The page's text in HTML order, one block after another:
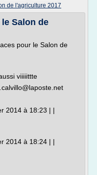
de l'agriculture 2017
Salon de
pour le Salon de
viiiiittte
2014 à 18:23 | |
2014 à 18:24 | |